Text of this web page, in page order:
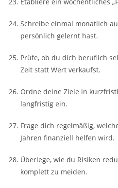
Schreibe einmal monatlich
persönlich gelernt hast.
Prüfe, ob du dich beruflich
Zeit statt Wert verkaufst.
Ordne deine Ziele in
langfristig ein.
Frage dich regelmäßig,
Jahren finanziell helfen wird.
Überlege, wie du Risiken
komplett zu meiden.